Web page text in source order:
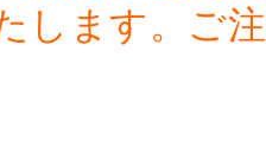
します。ご